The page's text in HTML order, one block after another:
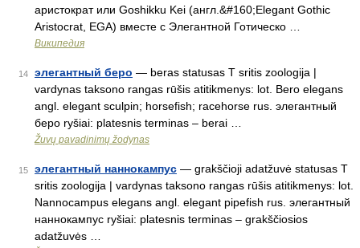
аристократ или Goshikku Kei (англ.&#160;Elegant Gothic
Aristocrat, EGA) вместе с Элегантной Готическо …
Википедия
14 элегантный беро — beras statusas T sritis zoologija |
vardynas taksono rangas rūšis atitikmenys: lot. Bero elegans
angl. elegant sculpin; horsefish; racehorse rus. элегантный
беро ryšiai: platesnis terminas – berai …
Žuvų pavadinimų žodynas
15 элегантный наннокампус — grakščioji adatžuvė statusas T
sritis zoologija | vardynas taksono rangas rūšis atitikmenys: lot.
Nannocampus elegans angl. elegant pipefish rus. элегантный
наннокампус ryšiai: platesnis terminas – grakščiosios
adatžuvės …